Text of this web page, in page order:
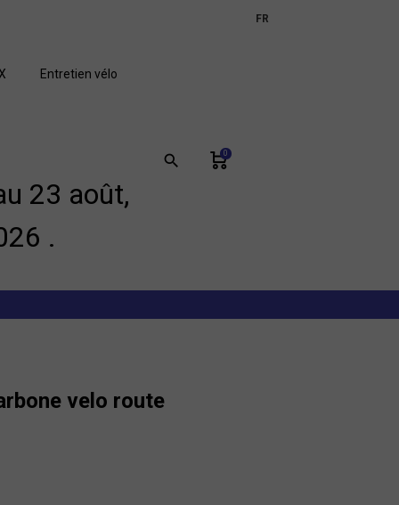
FR
Entretien vélo
23 août,
.
search 0
velo route